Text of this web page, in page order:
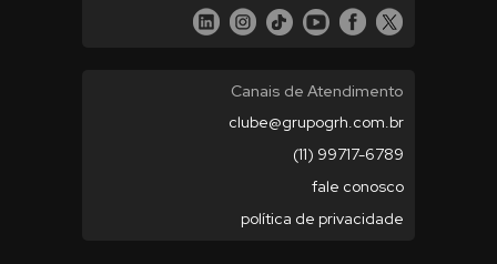
Canais de Atendimento
clube@grupogrh.com.br
(11) 99717-6789
fale conosco
política de privacidade